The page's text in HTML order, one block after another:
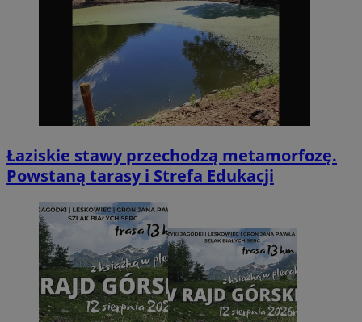
Łaziskie stawy przechodzą metamorfozę.
Powstaną tarasy i Strefa Edukacji